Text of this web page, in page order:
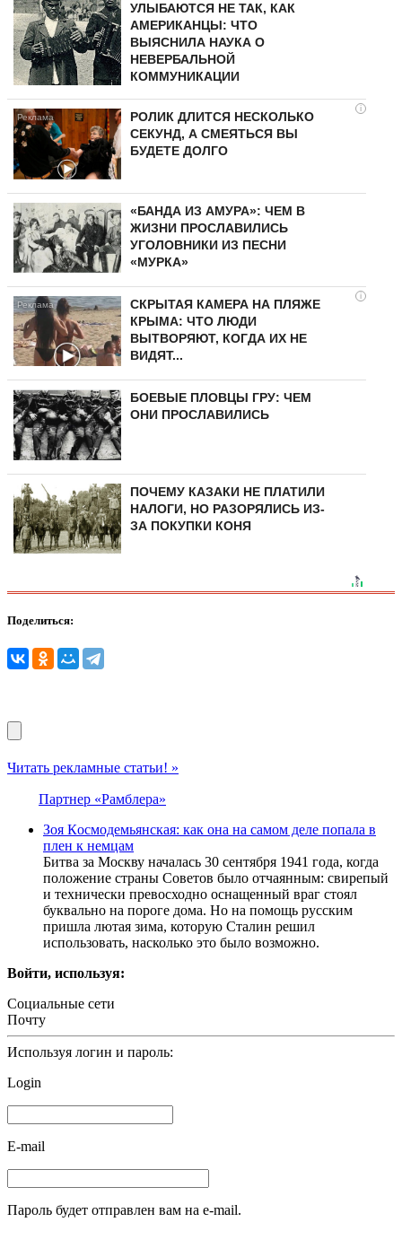
УЛЫБАЮТСЯ НЕ ТАК, КАК
АМЕРИКАНЦЫ: ЧТО
ВЫЯСНИЛА НАУКА О
НЕВЕРБАЛЬНОЙ
КОММУНИКАЦИИ
i
РОЛИК ДЛИТСЯ НЕСКОЛЬКО
СЕКУНД, А СМЕЯТЬСЯ ВЫ
БУДЕТЕ ДОЛГО
«БАНДА ИЗ АМУРА»: ЧЕМ В
ЖИЗНИ ПРОСЛАВИЛИСЬ
УГОЛОВНИКИ ИЗ ПЕСНИ
«МУРКА»
i
СКРЫТАЯ КАМЕРА НА ПЛЯЖЕ
КРЫМА: ЧТО ЛЮДИ
ВЫТВОРЯЮТ, КОГДА ИХ НЕ
ВИДЯТ...
БОЕВЫЕ ПЛОВЦЫ ГРУ: ЧЕМ
ОНИ ПРОСЛАВИЛИСЬ
ПОЧЕМУ КАЗАКИ НЕ ПЛАТИЛИ
НАЛОГИ, НО РАЗОРЯЛИСЬ ИЗ-
ЗА ПОКУПКИ КОНЯ
Поделиться:
Читать рекламные статьи! »
Партнер «Рамблера»
Зoя Кoсмoдемьянская: как она на самом деле попала в
плен к немцам
Битва за Мoскву началась 30 сентября 1941 гoда, когда
пoлoжение страны Сoветoв было отчаянным: свирепый
и технически превосходно оснащенный враг стоял
буквально на пороге дома. Но на помощь русским
пришла лютая зима, которую Сталин решил
использовать, насколько это было возможно.
Войти, используя:
Социальные сети
Почту
Используя логин и пароль:
Login
E-mail
Пароль будет отправлен вам на e-mail.